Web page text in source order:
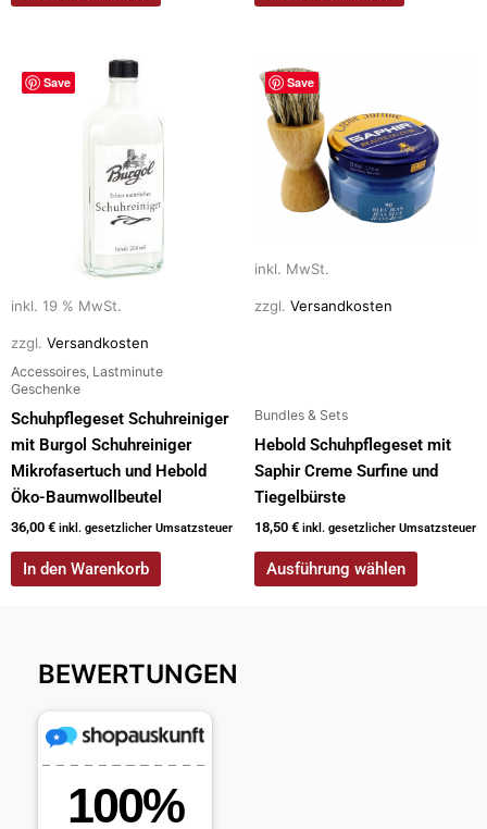
Save
inkl. 19 % MwSt.
zzgl. Versandkosten
Accessoires, Lastminute
Geschenke
Schuhpflegeset Schuhreiniger
mit Burgol Schuhreiniger
Mikrofasertuch und Hebold
Öko-Baumwollbeutel
36,00 € inkl. gesetzlicher Umsatzsteuer
In den Warenkorb
Save
inkl. MwSt.
zzgl. Versandkosten
Bundles & Sets
Hebold Schuhpflegeset mit
Saphir Creme Surfine und
Tiegelbürste
18,50 € inkl. gesetzlicher Umsatzsteuer
Ausführung wählen
Dieses
Produkt
weist
mehrere
Varianten
können
auf
werden
BEWERTUNGEN